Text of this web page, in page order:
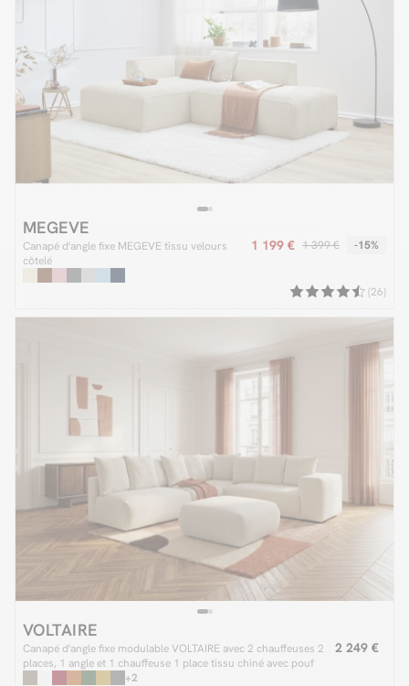
MEGEVE
Canapé d'angle fixe MEGEVE tissu velours
côtelé
1 199 € 1 399 € -15%
(26)
VOLTAIRE
Canapé d'angle fixe modulable VOLTAIRE avec 2 chauffeuses 2
places, 1 angle et 1 chauffeuse 1 place tissu chiné avec pouf
2 249 €
+2